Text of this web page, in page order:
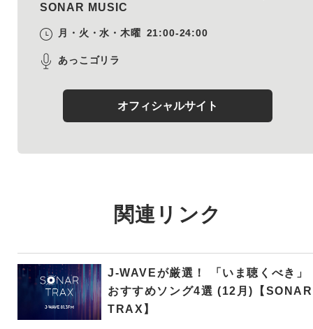
SONAR MUSIC
月・火・水・木曜 21:00-24:00
あっこゴリラ
オフィシャルサイト
関連リンク
J-WAVEが厳選！ 「いま聴くべき」
おすすめソング4選 (12月)【SONAR
TRAX】